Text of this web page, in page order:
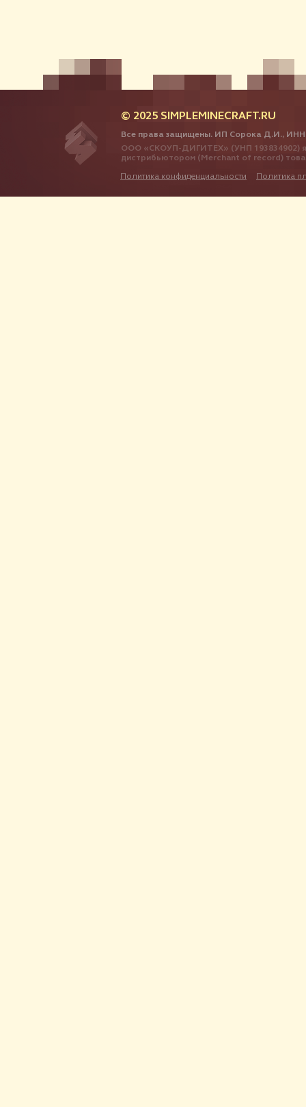
© 2025 SIMPLEMINECRAFT.RU
Все права защищены. ИП Сорока Д.И., ИНН
ООО «СКОУП-ДИГИТЕХ» (УНП 193834902)
дистрибьютором (Merchant of record)
Политика конфиденциальности Политика